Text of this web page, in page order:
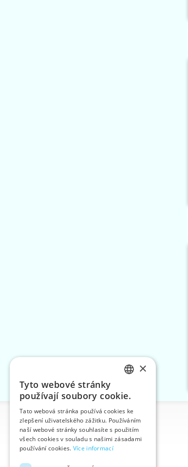
Informace
Úvodní strana
Kontakt
Mapa stránek
ENGLISH
GERMAN
×
Tyto webové stránky
používají soubory cookie.
Tato webová stránka používá cookies ke
zlepšení uživatelského zážitku. Používáním
naší webové stránky souhlasíte s použitím
všech cookies v souladu s našimi zásadami
používání cookies. Více informací